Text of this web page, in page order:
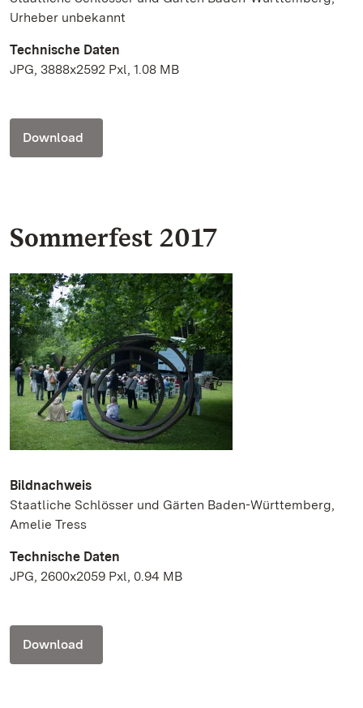
Urheber unbekannt
Technische Daten
JPG, 3888x2592 Pxl, 1.08 MB
Download
Sommerfest 2017
Bildnachweis
Staatliche Schlösser und Gärten Baden-Württemberg,
Amelie Tress
Technische Daten
JPG, 2600x2059 Pxl, 0.94 MB
Download